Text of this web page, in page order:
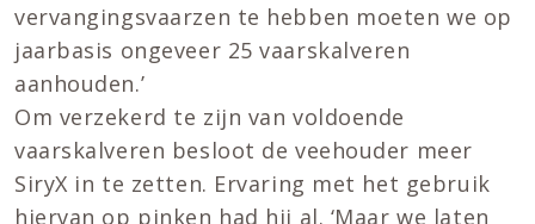
vervangingsvaarzen te hebben moeten we op
jaarbasis ongeveer 25 vaarskalveren
aanhouden.’
Om verzekerd te zijn van voldoende
vaarskalveren besloot de veehouder meer
SiryX in te zetten. Ervaring met het gebruik
hiervan op pinken had hij al. ‘Maar we laten